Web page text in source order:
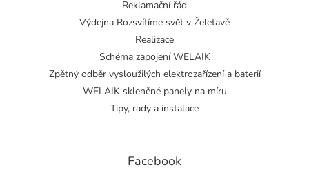
Reklamační řád
Výdejna Rozsvítíme svět v Želetavě
Realizace
Schéma zapojení WELAIK
Zpětný odběr vysloužilých elektrozařízení a baterií
WELAIK skleněné panely na míru
Tipy, rady a instalace
Facebook